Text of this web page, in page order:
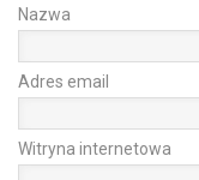
Nazwa
Adres email
Witryna internetowa